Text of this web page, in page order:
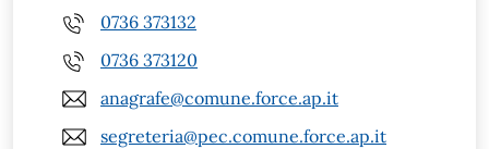
0736 373132
0736 373120
anagrafe@comune.force.ap.it
segreteria@pec.comune.force.ap.it